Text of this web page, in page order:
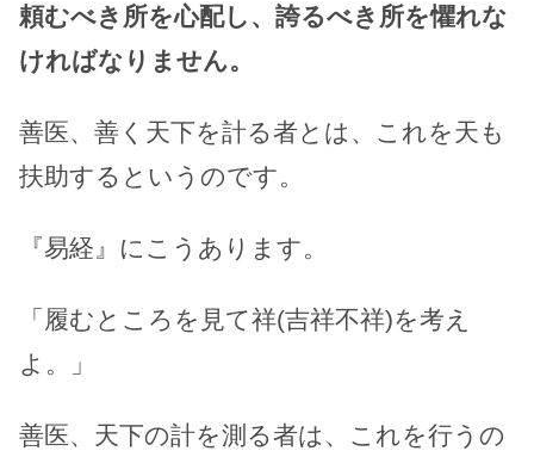
頼むべき所を心配し、誇るべき所を懼れな
ければなりません。
善医、善く天下を計る者とは、これを天も
扶助するというのです。
『易経』にこうあります。
「履むところを見て祥(吉祥不祥)を考え
よ。」
善医、天下の計を測る者は、これを行うの